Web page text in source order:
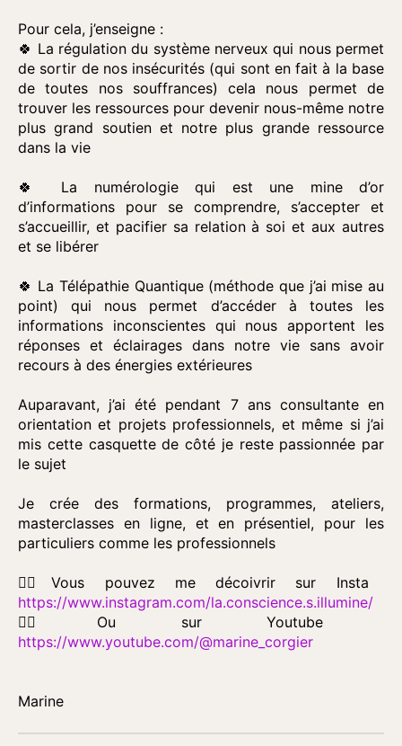
Pour cela, j’enseigne :
🍀 La régulation du système nerveux qui nous permet
de sortir de nos insécurités (qui sont en fait à la base
de toutes nos souffrances) cela nous permet de
trouver les ressources pour devenir nous-même notre
plus grand soutien et notre plus grande ressource
dans la vie
🍀 La numérologie qui est une mine d’or
d’informations pour se comprendre, s’accepter et
s’accueillir, et pacifier sa relation à soi et aux autres
et se libérer
🍀 La Télépathie Quantique (méthode que j’ai mise au
point) qui nous permet d’accéder à toutes les
informations inconscientes qui nous apportent les
réponses et éclairages dans notre vie sans avoir
recours à des énergies extérieures
Auparavant, j’ai été pendant 7 ans consultante en
orientation et projets professionnels, et même si j’ai
mis cette casquette de côté je reste passionnée par
le sujet
Je crée des formations, programmes, ateliers,
masterclasses en ligne, et en présentiel, pour les
particuliers comme les professionnels
👉🏼Vous pouvez me décoivrir sur Insta
https://www.instagram.com/la.conscience.s.illumine/
👉🏼Ou sur Youtube
https://www.youtube.com/@marine_corgier
Marine